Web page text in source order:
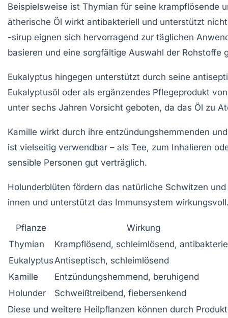
Beispielsweise ist Thymian für seine krampflösende
ätherische Öl wirkt antibakteriell und unterstützt
-sirup eignen sich hervorragend zur täglichen
basieren und eine sorgfältige Auswahl der Rohstoffe
Eukalyptus hingegen unterstützt durch seine
Eukalyptusöl oder als ergänzendes Pflegeprodukt
unter sechs Jahren Vorsicht geboten, da das Öl zu
Kamille wirkt durch ihre entzündungshemmenden
ist vielseitig verwendbar – als Tee, zum Inhalieren
sensible Personen gut verträglich.
Holunderblüten fördern das natürliche Schwitzen
innen und unterstützt das Immunsystem
Pflanze
Wirkung
Thymian
Krampflösend, schleimlösend,
Eukalyptus Antiseptisch, schleimlösend
Kamille
Entzündungshemmend, beruhigend
Holunder
Schweißtreibend, fiebersenkend
Diese und weitere Heilpflanzen können durch